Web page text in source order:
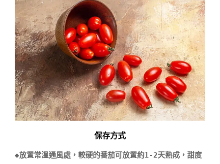
保存方式
◆放置常溫通風處，較硬的番茄可放置約1-2天熟成，甜度